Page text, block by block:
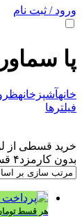
ورود / ثبت نام
پا
خانهآشپزخانه
فیلترها
خرید قسطی از
بدون کارمزد۴ قسط
هر قسط